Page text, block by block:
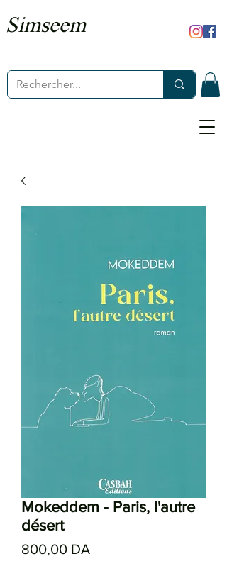
Simseem
Mokeddem - Paris, l'autre
désert
800,00 DA